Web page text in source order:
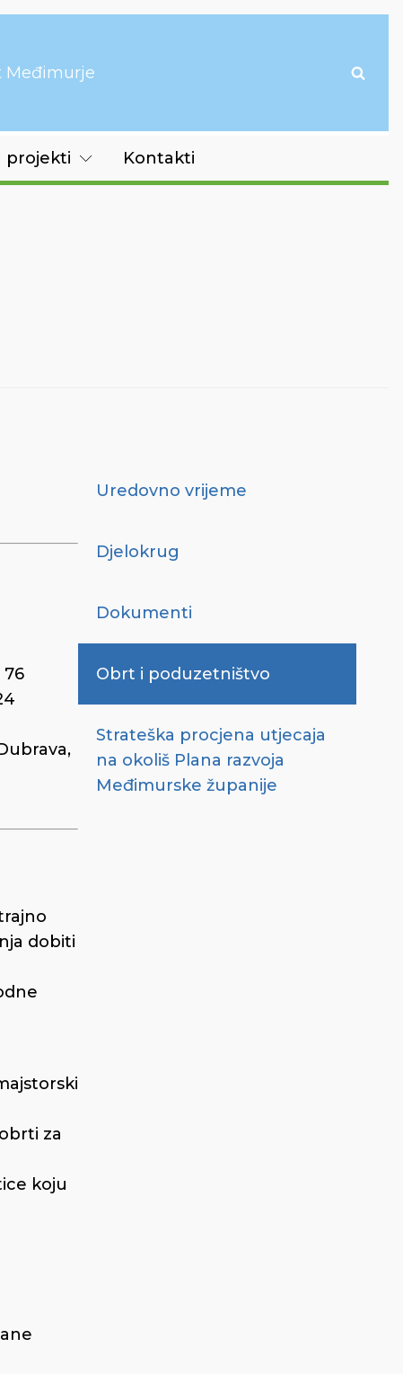
Međimurje
projekti Kontakti
76
dobiti
za
koju
Uredovno vrijeme
Djelokrug
Dokumenti
Obrt i poduzetništvo
Strateška procjena utjecaja
na okoliš Plana razvoja
Međimurske županije